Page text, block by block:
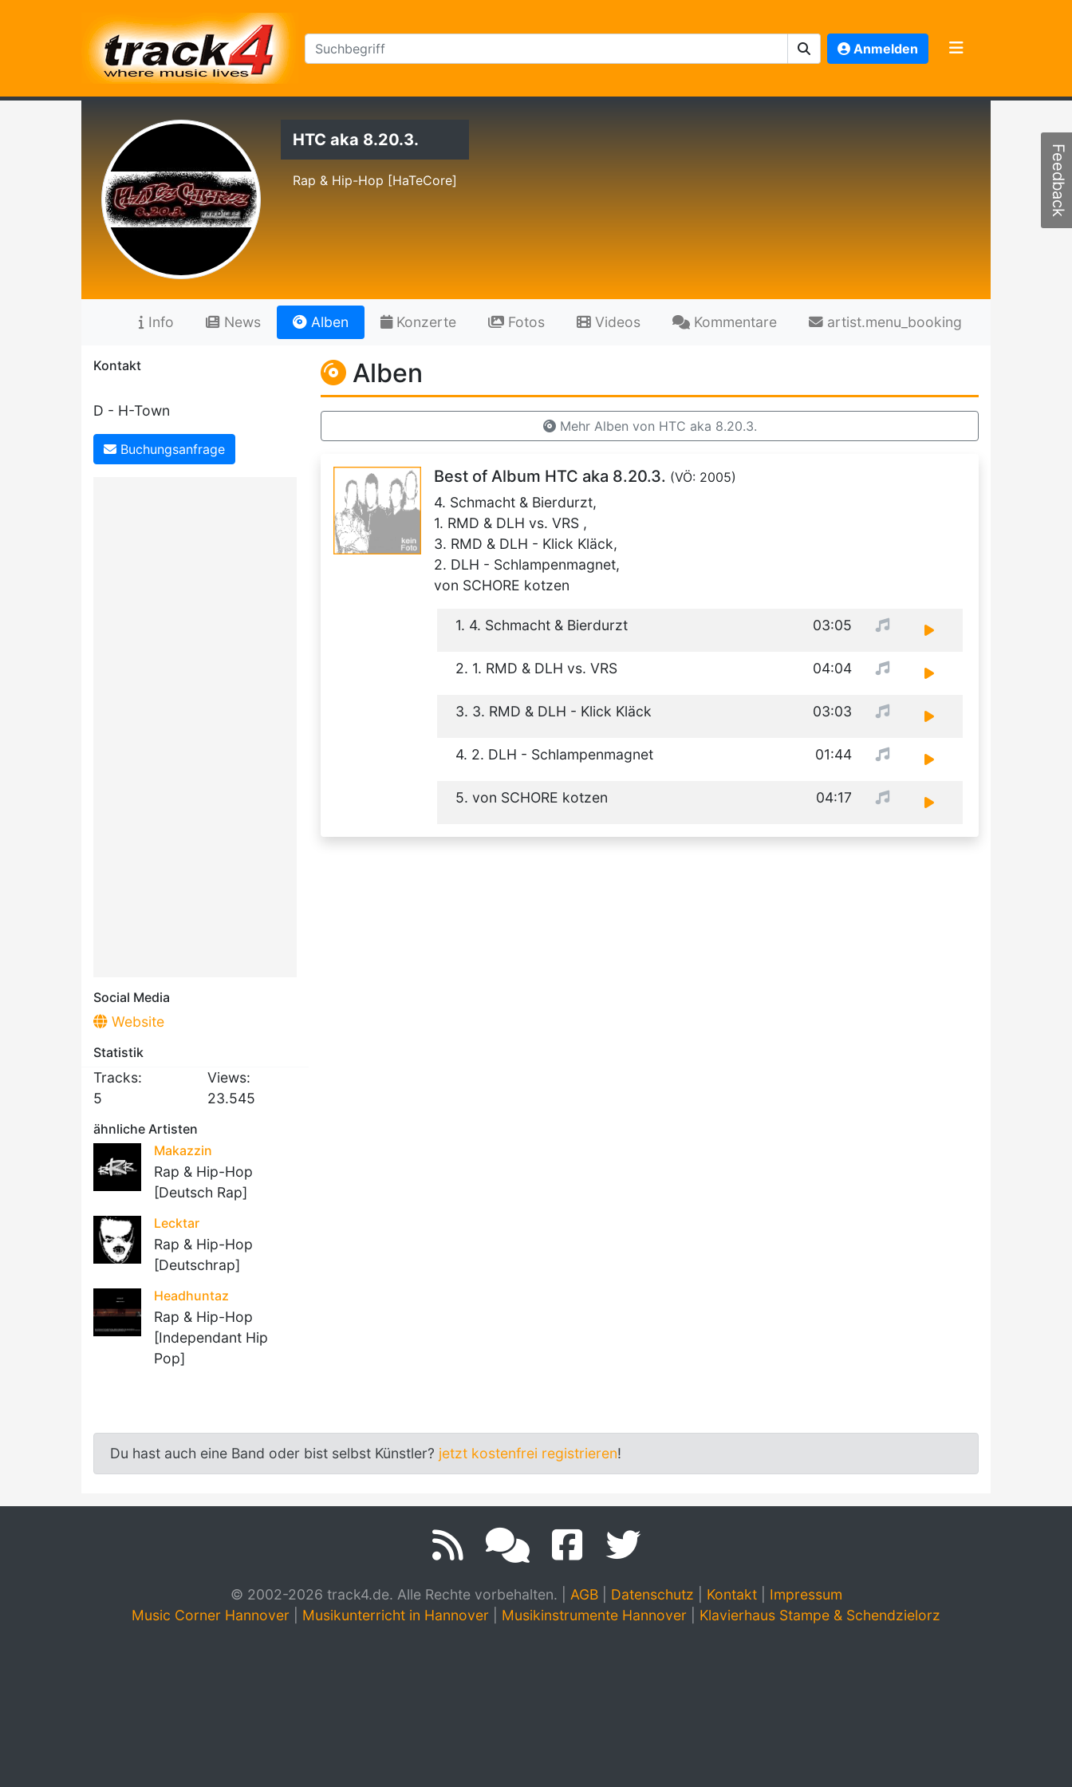
Anmelden
HTC aka 8.20.3.
Rap & Hip-Hop [HaTeCore]
Info News Alben Konzerte Fotos Videos Kommentare artist.menu_booking
Kontakt
D - H-Town
Buchungsanfrage
Social Media
Website
Statistik
Tracks:
5
Views:
23.545
ähnliche Artisten
Makazzin
Rap & Hip-Hop
[Deutsch Rap]
Lecktar
Rap & Hip-Hop
[Deutschrap]
Headhuntaz
Rap & Hip-Hop
[Independant Hip
Pop]
Alben
Mehr Alben von HTC aka 8.20.3.
Best of Album HTC aka 8.20.3. (VÖ: 2005)
4. Schmacht & Bierdurzt,
1. RMD & DLH vs. VRS ,
3. RMD & DLH - Klick Kläck,
2. DLH - Schlampenmagnet,
von SCHORE kotzen
1. 4. Schmacht & Bierdurzt 03:05
2. 1. RMD & DLH vs. VRS 04:04
3. 3. RMD & DLH - Klick Kläck 03:03
4. 2. DLH - Schlampenmagnet 01:44
5. von SCHORE kotzen 04:17
Du hast auch eine Band oder bist selbst Künstler? jetzt kostenfrei registrieren!
© 2002-2026 track4.de. Alle Rechte vorbehalten. AGB| Datenschutz Kontakt| Impressum
Music Corner Hannover
Musikunterricht in Hannover Musikinstrumente Hannover Klavierhaus Stampe & Schendzielorz
Feedback